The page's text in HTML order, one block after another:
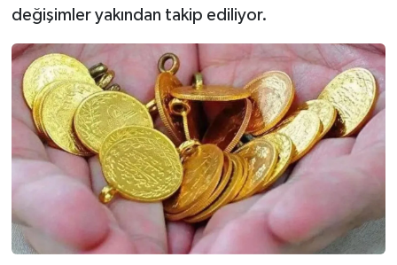
değişimler yakından takip ediliyor.